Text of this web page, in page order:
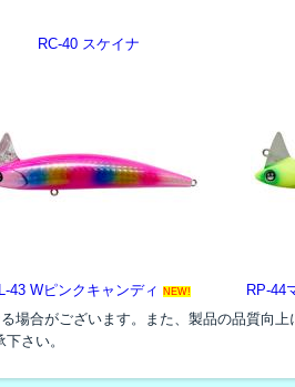
RC-40 スケイナ
43 Wピンクキャンディ NEW! RP-44
場合がございます。また、製品の品質向
さい。